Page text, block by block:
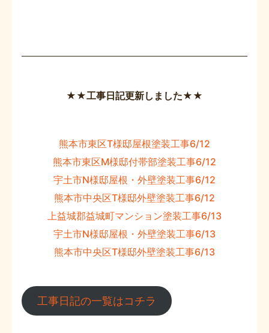
★★工事日記更新しました★★
熊本市東区T様邸屋根塗装工事6/12
熊本市東区M様邸付帯部塗装工事6/12
宇土市N様邸屋根・外壁塗装工事6/12
熊本市中央区T様邸外壁塗装工事6/12
上益城郡益城町マンション塗装工事6/13
宇土市N様邸屋根・外壁塗装工事6/13
熊本市中央区T様邸外壁塗装工事6/13
工事日記の一覧はコチラ